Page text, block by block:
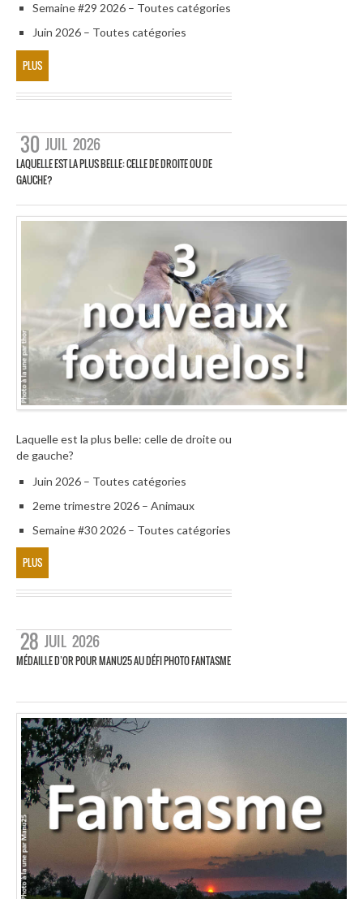
Semaine #29 2026 – Toutes catégories
Juin 2026 – Toutes catégories
PLUS
30 JUIL 2026
LAQUELLE EST LA PLUS BELLE: CELLE DE DROITE OU DE
GAUCHE?
Laquelle est la plus belle: celle de droite ou
de gauche?
Juin 2026 – Toutes catégories
2eme trimestre 2026 – Animaux
Semaine #30 2026 – Toutes catégories
PLUS
28 JUIL 2026
MÉDAILLE D’OR POUR MANU25 AU DÉFI PHOTO FANTASME